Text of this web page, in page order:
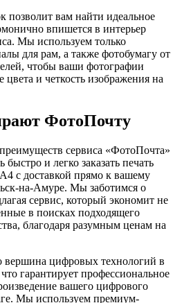
позволит вам найти идеальное
впишется в интерьер
Мы используем только
для рам, а также фотобумагу от
чтобы ваши фотографии
цвета и четкость изображения на
ФотоПочту
сервиса «ФотоПочта»
быстро и легко заказать печать
с доставкой прямо к вашему
на-Амуре. Мы заботимся о
сервис, который экономит не
в поисках подходящего
благодаря разумным ценам на
цифровых технологий в
гарантирует профессиональное
вашего цифрового
Мы используем премиум-